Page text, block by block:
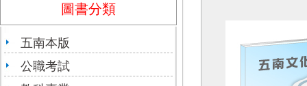
圖書分類
五南本版
公職考試